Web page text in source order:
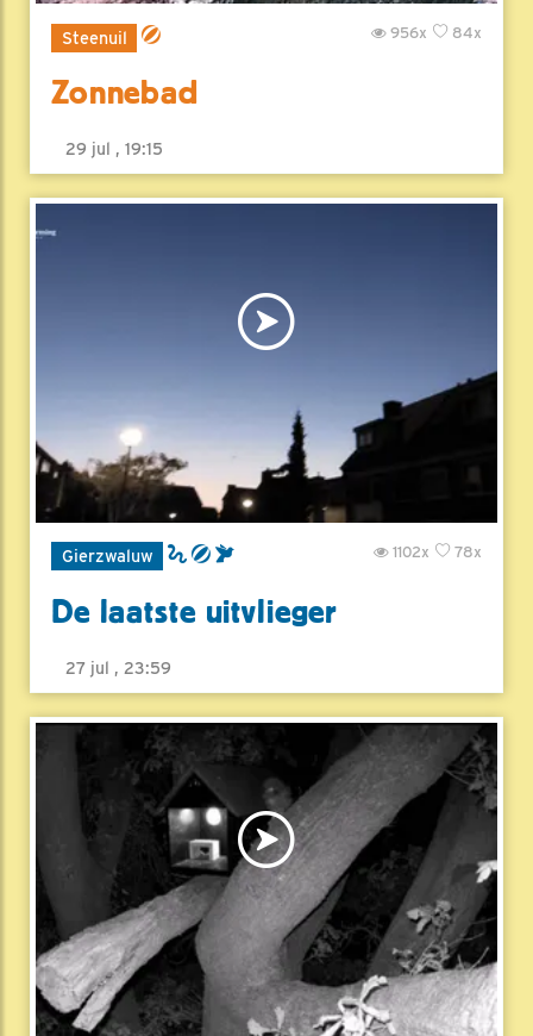
Steenuil 84x
956x
Zonnebad
29 jul , 19:15
Gierzwaluw 78x
1102x
De laatste uitvlieger
27 jul , 23:59